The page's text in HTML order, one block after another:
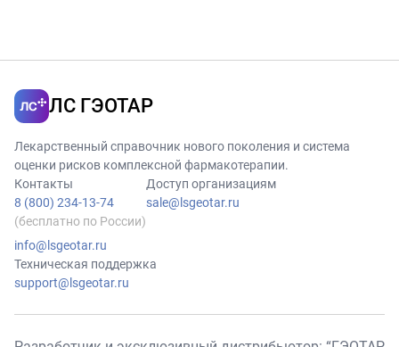
ЛС ГЭОТАР
Лекарственный справочник нового поколения и система
оценки рисков комплексной фармакотерапии.
Контакты
8 (800) 234-13-74
(бесплатно по России)
info@lsgeotar.ru
Доступ организациям
sale@lsgeotar.ru
Техническая поддержка
support@lsgeotar.ru